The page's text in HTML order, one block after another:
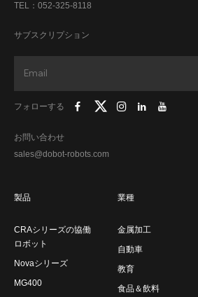
TEL：052-325-8118
サブスクリプション
フォローする
お問い合わせ
sales@dobot-robots.com
製品
CRAシリーズの協働
ロボット
Novaシリーズ
MG400
業種
金属加工
自動車
教育
食品＆飲料